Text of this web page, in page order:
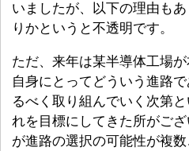
いましたが、以下の理由も
りかというと不透明です。
ただ、来年は某半導体工場が
自身にとってどういう進路
るべく取り組んでいく次第
れを目標にしてきた所がご
が進路の選択の可能性が複数